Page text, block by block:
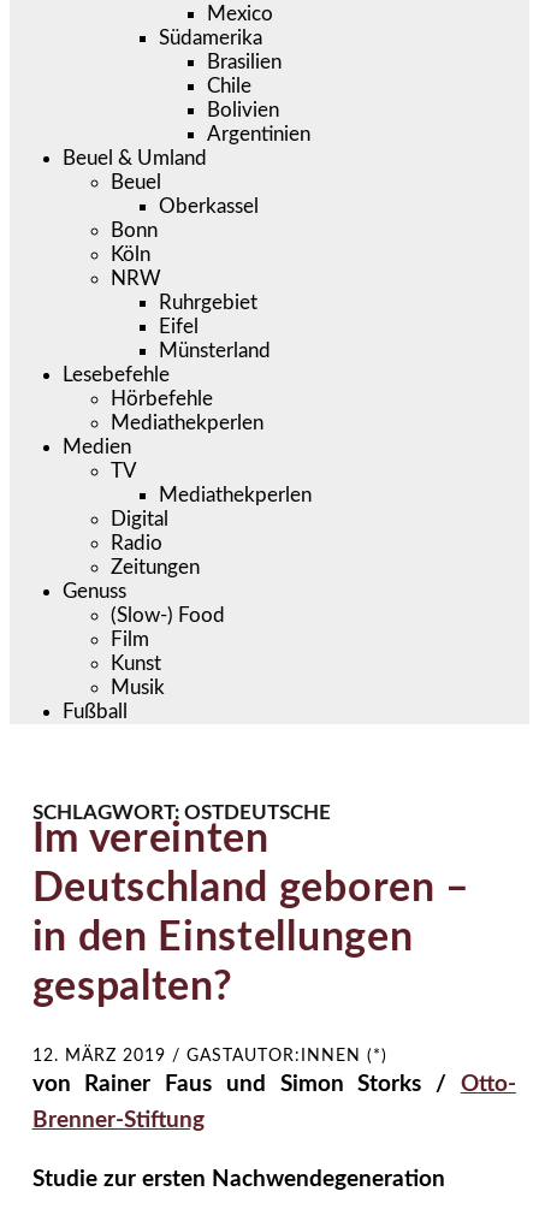
Mexico
Südamerika
Brasilien
Chile
Bolivien
Argentinien
Beuel & Umland
Beuel
Oberkassel
Bonn
Köln
NRW
Ruhrgebiet
Eifel
Münsterland
Lesebefehle
Hörbefehle
Mediathekperlen
Medien
TV
Mediathekperlen
Digital
Radio
Zeitungen
Genuss
(Slow-) Food
Film
Kunst
Musik
Fußball
SCHLAGWORT: OSTDEUTSCHE
Im vereinten
Deutschland geboren –
in den Einstellungen
gespalten?
12. MÄRZ 2019 / GASTAUTOR:INNEN (*)
von Rainer Faus und Simon Storks / Otto-
Brenner-Stiftung
Studie zur ersten Nachwendegeneration